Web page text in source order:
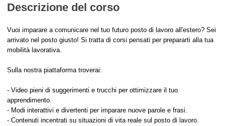
Descrizione del corso
Vuoi imparare a comunicare nel tuo futuro posto di lavoro all'estero? Sei
arrivato nel posto giusto! Si tratta di corsi pensati per prepararti alla tua
mobilità lavorativa.
Sulla nostra piattaforma troverai:
- Video pieni di suggerimenti e trucchi per ottimizzare il tuo
apprendimento.
- Modi interattivi e divertenti per imparare nuove parole e frasi.
- Contenuti incentrati su situazioni di vita reale sul posto di lavoro.